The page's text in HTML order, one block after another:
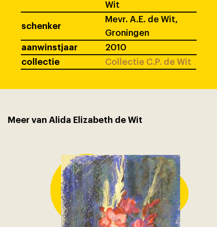
Wit
schenker
Mevr. A.E. de Wit,
Groningen
aanwinstjaar
2010
collectie
Collectie C.P. de Wit
Meer van Alida Elizabeth de Wit